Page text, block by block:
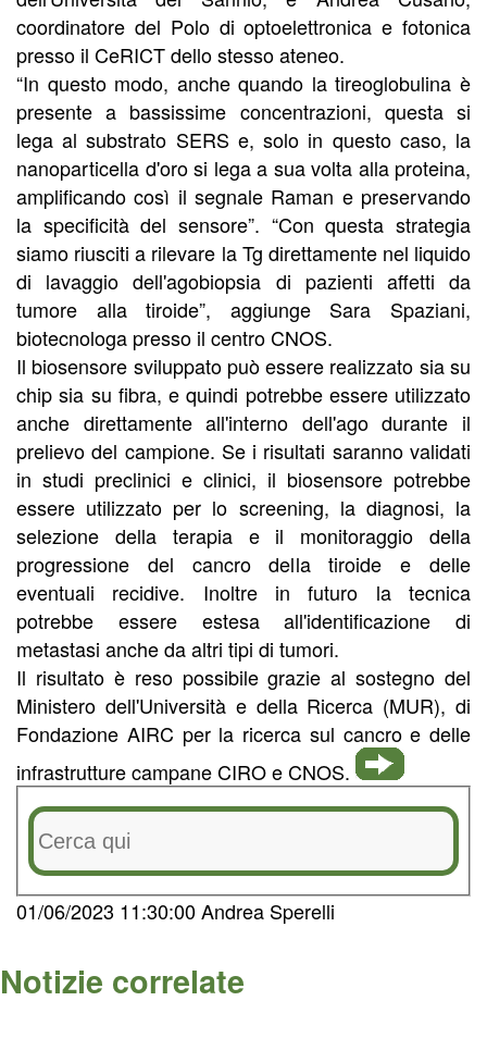
coordinatore del Polo di optoelettronica e fotonica
presso il CeRICT dello stesso ateneo.
“In questo modo, anche quando la tireoglobulina è
presente a bassissime concentrazioni, questa si
lega al substrato SERS e, solo in questo caso, la
nanoparticella d'oro si lega a sua volta alla proteina,
amplificando così il segnale Raman e preservando
la specificità del sensore”. “Con questa strategia
siamo riusciti a rilevare la Tg direttamente nel liquido
di lavaggio dell'agobiopsia di pazienti affetti da
tumore alla tiroide”, aggiunge Sara Spaziani,
biotecnologa presso il centro CNOS.
Il biosensore sviluppato può essere realizzato sia su
chip sia su fibra, e quindi potrebbe essere utilizzato
anche direttamente all'interno dell'ago durante il
prelievo del campione. Se i risultati saranno validati
in studi preclinici e clinici, il biosensore potrebbe
essere utilizzato per lo screening, la diagnosi, la
selezione della terapia e il monitoraggio della
progressione del cancro della tiroide e delle
eventuali recidive. Inoltre in futuro la tecnica
potrebbe essere estesa all'identificazione di
metastasi anche da altri tipi di tumori.
Il risultato è reso possibile grazie al sostegno del
Ministero dell'Università e della Ricerca (MUR), di
Fondazione AIRC per la ricerca sul cancro e delle
infrastrutture campane CIRO e CNOS.
01/06/2023 11:30:00 Andrea Sperelli
Notizie correlate